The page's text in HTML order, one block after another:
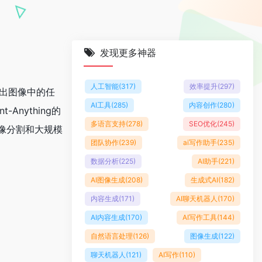
图像中的任
Anything的
分割和大规模
发现更多神器
人工智能(317) 效率提升(297)
AI工具(285) 内容创作(280)
多语言支持(278) SEO优化(245)
团队协作(239) ai写作助手(235)
数据分析(225) AI助手(221)
AI图像生成(208) 生成式AI(182)
内容生成(171) AI聊天机器人 (170)
AI内容生成(170) AI写作工具(144)
自然语言处理(126) 图像生成(122)
聊天机器人 (121) AI写作(110)